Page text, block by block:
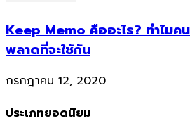
Keep Memo คืออะไร? ทำไมค
พลาดที่จะใช้กัน
กรกฎาคม 12, 2020
ประเภทยอดนิยม